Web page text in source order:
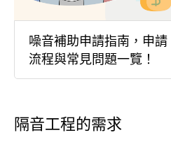
噪音補助申請指南，申請
流程與常見問題一覽！
隔音工程的需求